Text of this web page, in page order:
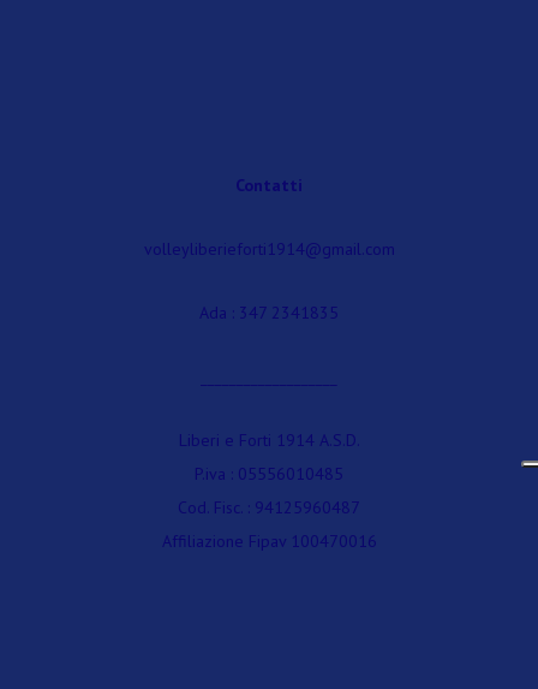
Contatti
volleyliberieforti1914@gmail.com
Ada : 347 2341835
Liberi e Forti 1914 A.S.D.
P.iva : 05556010485
Cod. Fisc. : 94125960487
Affiliazione Fipav 100470016